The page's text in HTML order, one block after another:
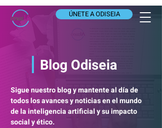
ÚNETE A ODISEIA
Blog Odiseia
Sigue nuestro blog y mantente al día de
todos los avances y noticias en el mundo
de la inteligencia artificial y su impacto
social y ético.